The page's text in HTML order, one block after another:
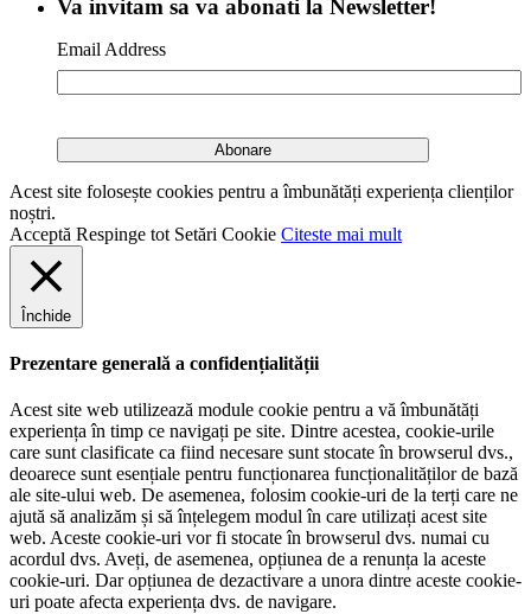
Va invitam sa va abonati la Newsletter!
Email Address
Acest site folosește cookies pentru a îmbunătăți experiența clienților
noștri.
Acceptă Respinge tot Setări Cookie Citeste mai mult
Închide
Prezentare generală a confidențialității
Acest site web utilizează module cookie pentru a vă îmbunătăți
experiența în timp ce navigați pe site. Dintre acestea, cookie-urile
care sunt clasificate ca fiind necesare sunt stocate în browserul dvs.,
deoarece sunt esențiale pentru funcționarea funcționalităților de bază
ale site-ului web. De asemenea, folosim cookie-uri de la terți care ne
ajută să analizăm și să înțelegem modul în care utilizați acest site
web. Aceste cookie-uri vor fi stocate în browserul dvs. numai cu
acordul dvs. Aveți, de asemenea, opțiunea de a renunța la aceste
cookie-uri. Dar opțiunea de dezactivare a unora dintre aceste cookie-
uri poate afecta experiența dvs. de navigare.